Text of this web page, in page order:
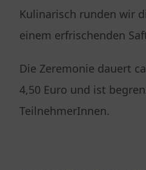
Kulinarisch runden wir
einem erfrischenden
Die Zeremonie dauert
4,50 Euro und ist
TeilnehmerInnen.